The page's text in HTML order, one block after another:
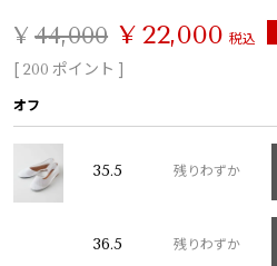
¥ 44,000 ¥ 22,000 税込
[ 200 ポイント ]
オフ
35.5 残りわずか
36.5 残りわずか